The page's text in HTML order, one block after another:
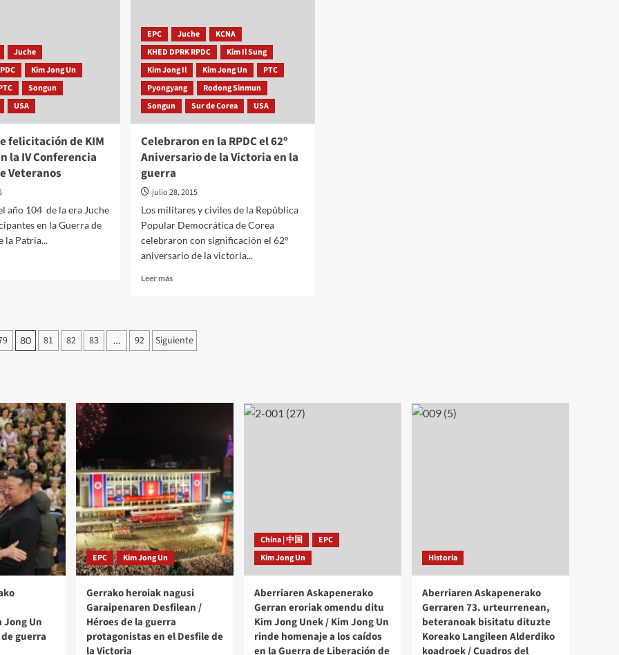
campeonas
de
la
Copa
Femenina
del
Este
en
su
regreso
la
RPDC
Juche
Kim Jong Un
Songun
USA
felicitación de KIM
la IV Conferencia
Veteranos
año 104 de la era Juche
en la Guerra de
la Patria...
EPC Juche
KCNA
KHED DPRK RPDC
Kim Il Sung
Kim Jong Il
Kim Jong Un
PTC
Pyongyang
Rodong Sinmun
Songun
Sur de Corea USA
Celebraron en la RPDC el 62º
Aniversario de la Victoria en la
guerra
julio 28, 2015
Los militares y civiles de la República
Popular Democrática de Corea
celebraron con significación el 62º
aniversario de la victoria...
Leer másLeer
en
la
la
guerra
80 81 82 83 … 92 Siguiente
Un
guerra
EPC Kim Jong Un
Gerrako heroiak nagusi
Garaipenaren Desfilean /
Héroes de la guerra
protagonistas en el Desfile de
la Victoria
China | 中国
EPC
Kim Jong Un
Aberriaren Askapenerako
Gerran eroriak omendu ditu
Kim Jong Unek / Kim Jong Un
rinde homenaje a los caídos
en la Guerra de Liberación de
Historia
Aberriaren Askapenerako
Gerraren 73. urteurrenean,
beteranoak bisitatu dituzte
Koreako Langileen Alderdiko
koadroek / Cuadros del